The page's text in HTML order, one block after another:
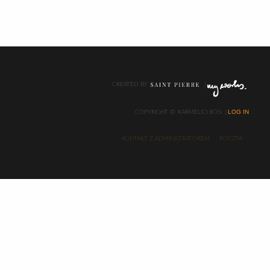
CREATED BY
COPYRIGHT © KARMELICI BOSI LOG IN
KONTAKT Z ADMINISTRATOREM POCZTA